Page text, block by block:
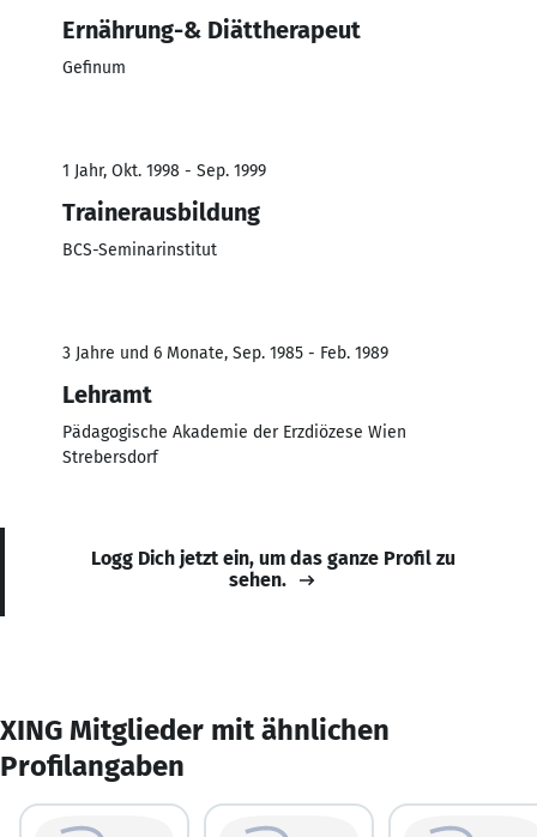
Ernährung-& Diättherapeut
Gefinum
1 Jahr, Okt. 1998 - Sep. 1999
Trainerausbildung
BCS-Seminarinstitut
3 Jahre und 6 Monate, Sep. 1985 - Feb. 1989
Lehramt
Pädagogische Akademie der Erzdiözese Wien
Strebersdorf
Logg Dich jetzt ein, um das ganze Profil zu
sehen.
XING Mitglieder mit ähnlichen
Profilangaben